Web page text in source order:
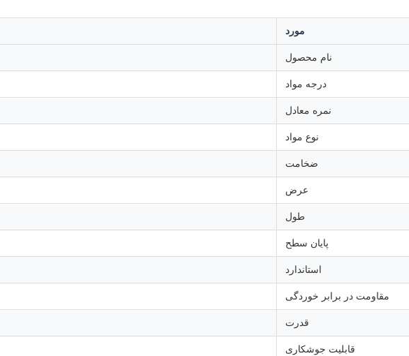
مورد
نام محصول
درجه مواد
نمره معادل
نوع مواد
ضخامت
عرض
طول
پایان سطح
استاندارد
مقاومت در برابر خوردگی
قدرت
قابلیت جوشکاری